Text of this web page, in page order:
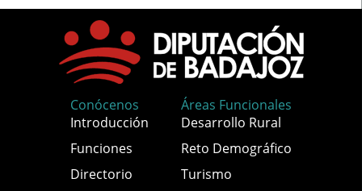
Conócenos
Introducción
Funciones
Directorio
Áreas Funcionales
Desarrollo Rural
Reto Demográfico
Turismo